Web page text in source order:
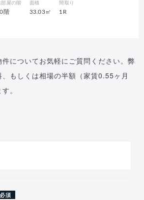
部屋の階
階
面積
33.03㎡
間取り
1R
についてお気軽にご質問ください。弊
もしくは相場の半額（家賃0.55ヶ月
。
必須